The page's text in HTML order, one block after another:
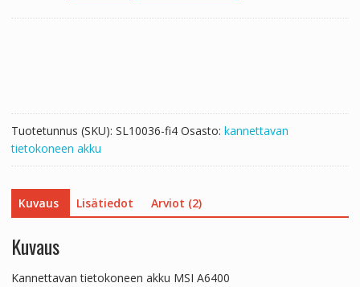
Tuotetunnus (SKU): SL10036-fi4 Osasto: kannettavan
tietokoneen akku
Kuvaus Lisätiedot Arviot (2)
Kuvaus
Kannettavan tietokoneen akku MSI A6400